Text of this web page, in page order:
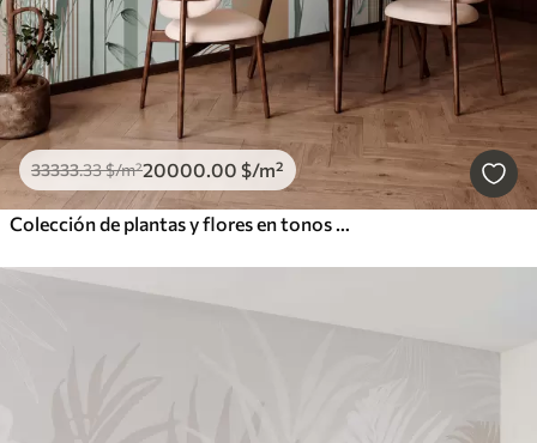
33333.33$/m²20000 .00 $/m²